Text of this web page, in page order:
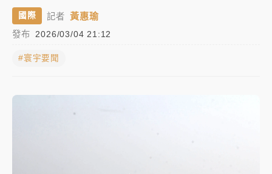
油價持續凍漲！ 中油宣布下周一汽柴油價格維持不變
國際 記者 黃惠瑜
發布 2026/03/04 21:12
#寰宇要聞